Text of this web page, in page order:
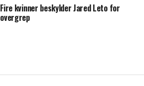
Fire kvinner beskylder Jared Leto for
overgrep